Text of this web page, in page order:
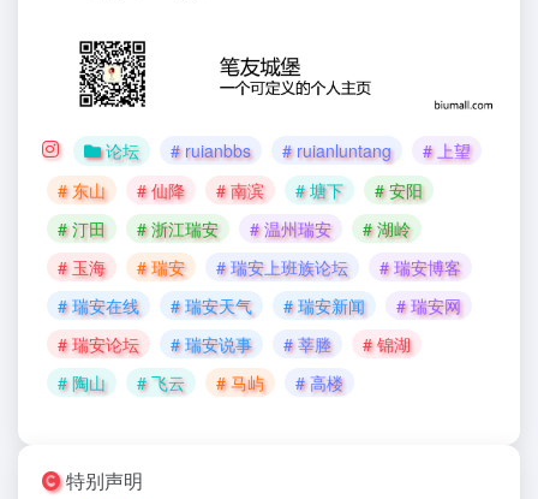
论坛 # ruianbbs # ruianluntang
# 上望
# 东山
# 仙降 # 南滨 # 塘下
# 安阳
# 汀田
# 浙江瑞安 # 温州瑞安
# 湖岭
# 玉海
# 瑞安 # 瑞安上班族论坛
# 瑞安博客
# 瑞安在线
# 瑞安天气 # 瑞安新闻
# 瑞安网
# 瑞安论坛
# 瑞安说事 # 莘塍
# 锦湖
# 陶山
# 飞云 # 马屿 # 高楼
特别声明